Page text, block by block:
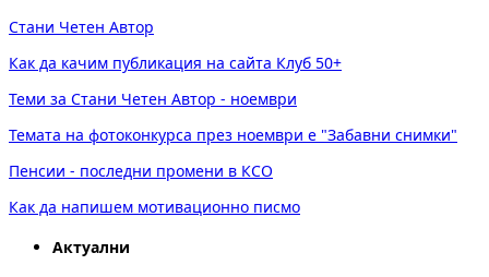
Стани Четен Автор
Как да качим публикация на сайта Клуб 50+
Теми за Стани Четен Автор - ноември
Темата на фотоконкурса през ноември е "Забавни снимки"
Пенсии - последни промени в КСО
Как да напишем мотивационно писмо
Актуални